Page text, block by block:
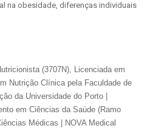
na obesidade, diferenças individuais
(3707N), Licenciada em
Nutrição Clínica pela Faculdade de
da Universidade do Porto |
em Ciências da Saúde (Ramo
Médicas | NOVA Medical